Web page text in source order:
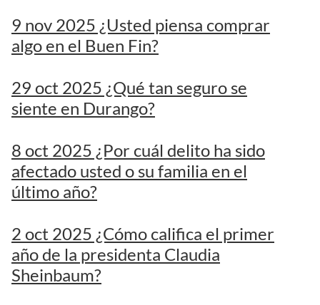
9 nov 2025 ¿Usted piensa comprar
algo en el Buen Fin?
29 oct 2025 ¿Qué tan seguro se
siente en Durango?
8 oct 2025 ¿Por cuál delito ha sido
afectado usted o su familia en el
último año?
2 oct 2025 ¿Cómo califica el primer
año de la presidenta Claudia
Sheinbaum?